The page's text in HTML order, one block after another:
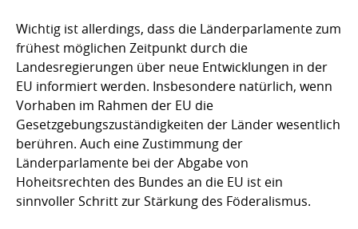
Wichtig ist allerdings, dass die Länderparlamente zum
frühest möglichen Zeitpunkt durch die
Landesregierungen über neue Entwicklungen in der
EU informiert werden. Insbesondere natürlich, wenn
Vorhaben im Rahmen der EU die
Gesetzgebungszuständigkeiten der Länder wesentlich
berühren. Auch eine Zustimmung der
Länderparlamente bei der Abgabe von
Hoheitsrechten des Bundes an die EU ist ein
sinnvoller Schritt zur Stärkung des Föderalismus.